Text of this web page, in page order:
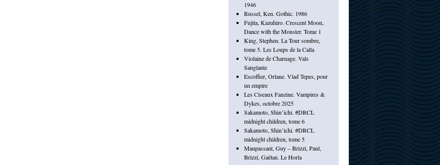
1946
Russel, Ken. Gothic. 1986
Fujita, Kazuhiro. Crescent Moon,
Dance with the Monster. Tome 1
King, Stephen. La Tour sombre,
tome 5. Les Loups de la Calla
Violaine de Charnage. Vals
Sanglante
Escoffier, Orlane. Vlad Tepes, pour
un empire
Les Ciseaux Fanzine. Vampires &
Dykes, octobre 2025
Sakamoto, Shin’ichi. #DRCL
midnight children, tome 6
Sakamoto, Shin’ichi. #DRCL
midnight children, tome 5
Maupassant, Guy – Brizzi, Paul,
Brizzi, Gaëtan. Le Horla